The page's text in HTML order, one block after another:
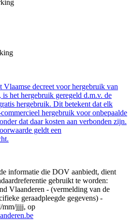
decreet voor hergebruik van
het hergebruik geregeld d.m.v. de
hergebruik. Dit betekent dat elk
hergebruik voor onbepaalde
dat daar kosten aan verbonden zijn.
geldt een
informatie die DOV aanbiedt, dient
gebruikt te worden:
Vlaanderen - (vermelding van de
geraadpleegde gegevens) -
mm/jjjj, op